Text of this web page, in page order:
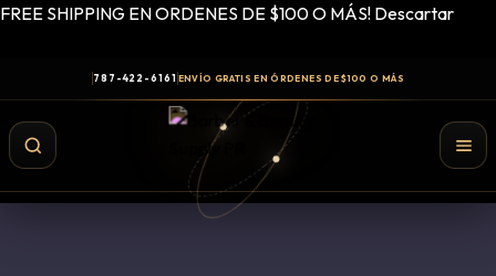
FREE SHIPPING EN ORDENES DE $100 O MÁS! Descartar
787-422-6161 ENVÍO GRATIS EN ÓRDENES DE $100 O MÁS